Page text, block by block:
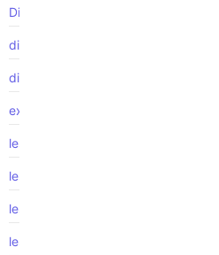
Discriminación por estado civil
discriminación religiosa
discriminación sexual
exposición tóxica
lesión de la médula espinal
lesión laboral
lesión por accidente automovilístico
lesiones catastróficas